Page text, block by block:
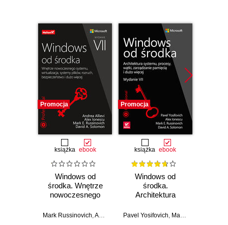
Promocja
książka ebook
Windows od
środka. Wnętrze
nowoczesnego
wirtualizacja,
Mark Russinovich,Andrea Allievi ,Alex Ionescu ,David Solomon
Promocja
książka ebook
Windows od
środka.
Architektura
wątki, zarządzanie
Pavel Yosifovich, Mark Russinovich